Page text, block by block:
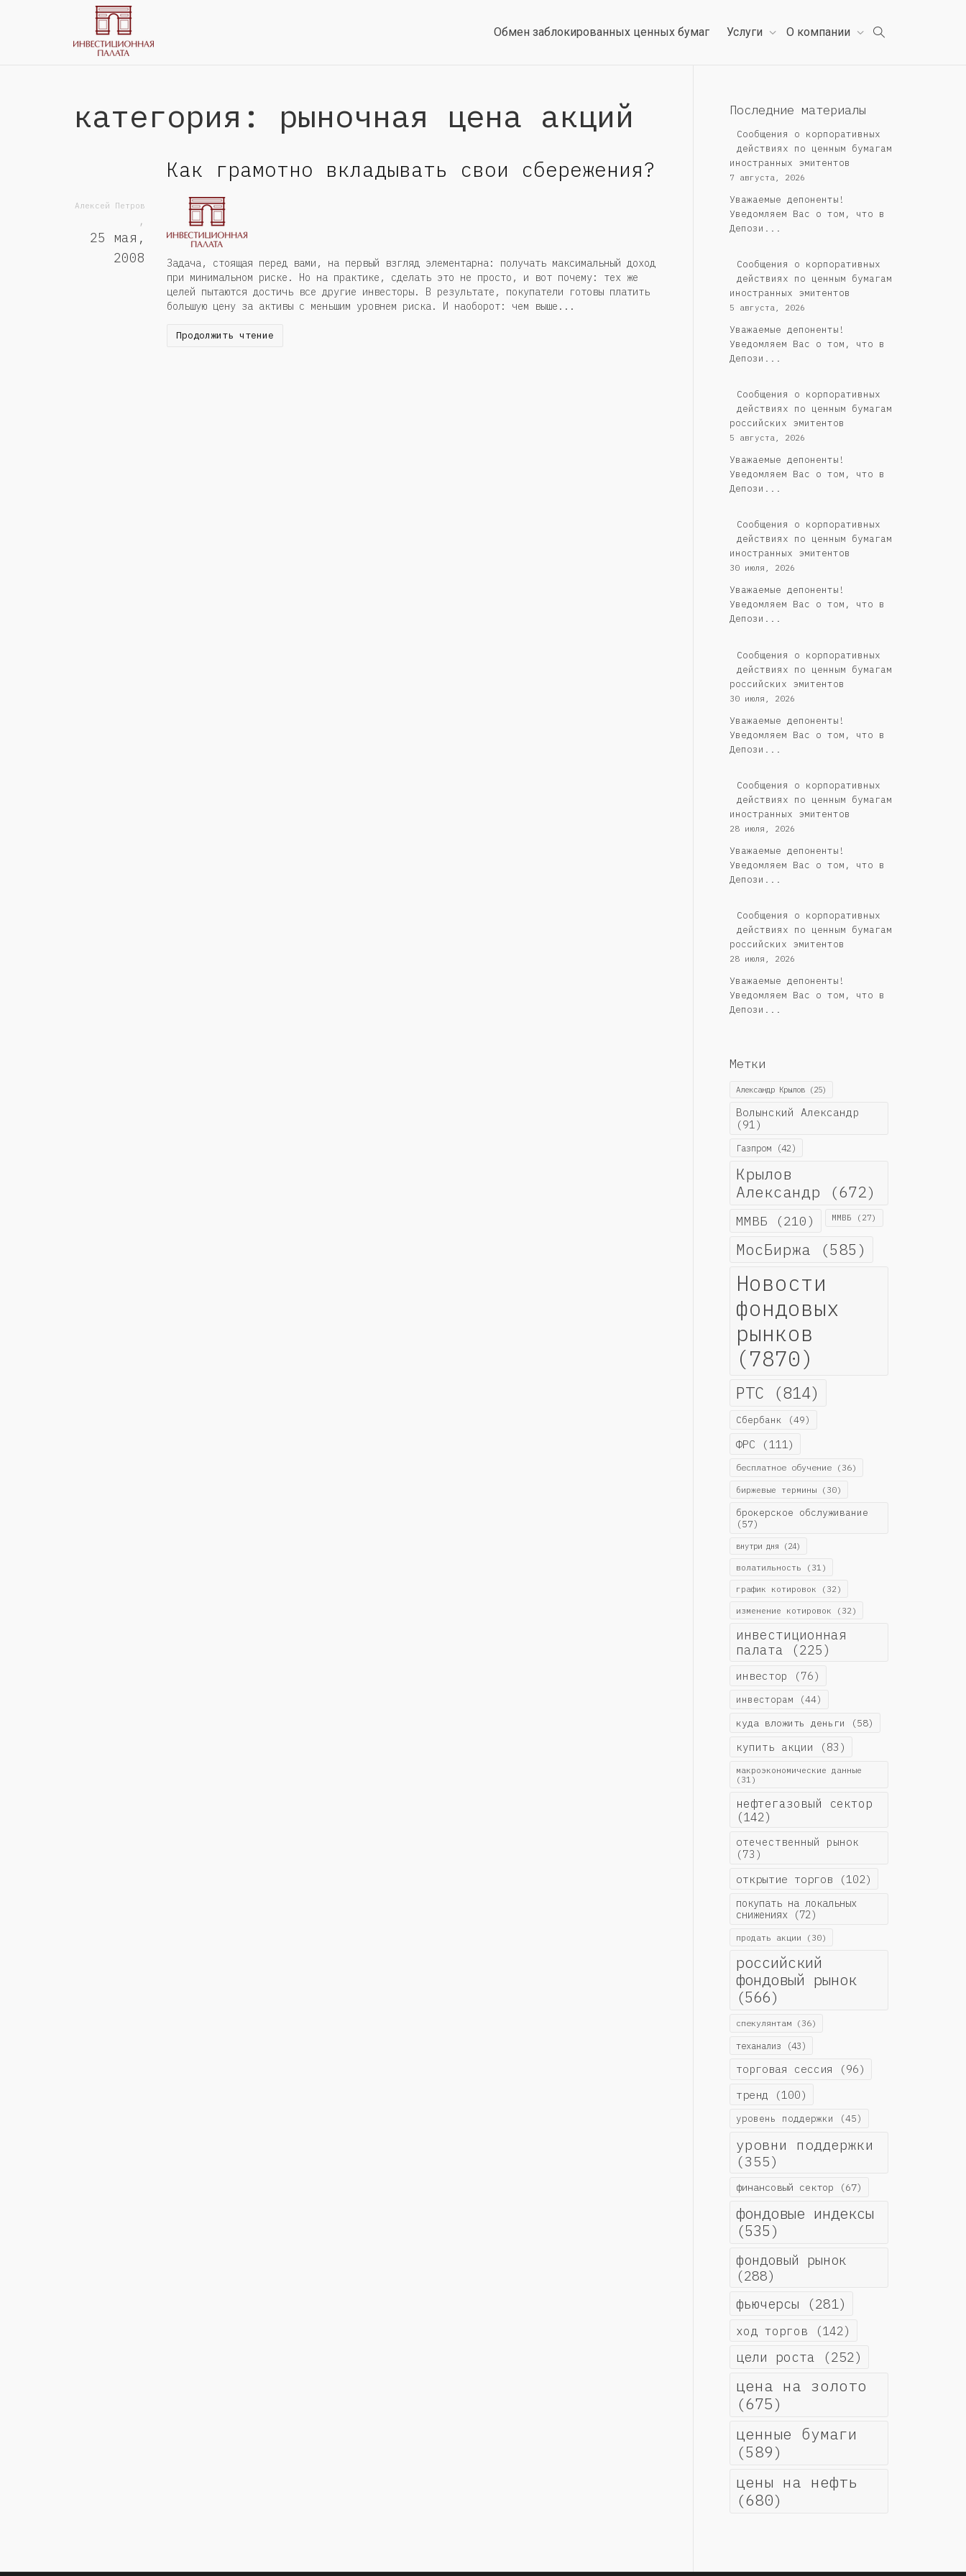
Обмен заблокированных ценных бумаг Услуги О компании
категория: рыночная цена акций
Как грамотно вкладывать свои сбережения?
Алексей Петров
,
25 мая,
2008
Задача, стоящая перед вами, на первый взгляд элементарна: получать максимальный доход
при минимальном риске. Но на практике, сделать это не просто, и вот почему: тех же
целей пытаются достичь все другие инвесторы. В результате, покупатели готовы платить
большую цену за активы с меньшим уровнем риска. И наоборот: чем выше...
Продолжить чтение
Последние материалы
Сообщения о корпоративных
действиях по ценным бумагам
иностранных эмитентов
7 августа, 2026
Уважаемые депоненты!
Уведомляем Вас о том, что в
Депози...
Сообщения о корпоративных
действиях по ценным бумагам
иностранных эмитентов
5 августа, 2026
Уважаемые депоненты!
Уведомляем Вас о том, что в
Депози...
Cообщения о корпоративных
действиях по ценным бумагам
российских эмитентов
5 августа, 2026
Уважаемые депоненты!
Уведомляем Вас о том, что в
Депози...
Сообщения о корпоративных
действиях по ценным бумагам
иностранных эмитентов
30 июля, 2026
Уважаемые депоненты!
Уведомляем Вас о том, что в
Депози...
Cообщения о корпоративных
действиях по ценным бумагам
российских эмитентов
30 июля, 2026
Уважаемые депоненты!
Уведомляем Вас о том, что в
Депози...
Сообщения о корпоративных
действиях по ценным бумагам
иностранных эмитентов
28 июля, 2026
Уважаемые депоненты!
Уведомляем Вас о том, что в
Депози...
Cообщения о корпоративных
действиях по ценным бумагам
российских эмитентов
28 июля, 2026
Уважаемые депоненты!
Уведомляем Вас о том, что в
Депози...
Метки
Александр Крылов(25)
Волынский Александр
(91)
Газпром(42)
Крылов
Александр (672)
ММВБ (210) ММВБ (27)
МосБиржа (585)
Новости
фондовых
рынков
(7870)
РТС (814)
Сбербанк (49)
ФРС (111)
бесплатное обучение(36)
биржевые термины(30)
брокерское обслуживание
(57)
внутри дня (24)
волатильность (31)
график котировок (32)
изменение котировок (32)
инвестиционная
палата (225)
инвестор (76)
инвесторам (44)
куда вложить деньги (58)
купить акции (83)
макроэкономические данные
(31)
нефтегазовый сектор
(142)
отечественный рынок
(73)
открытие торгов (102)
покупать на локальных
снижениях(72)
продать акции (30)
российский
фондовый рынок
(566)
спекулянтам(36)
теханализ (43)
торговая сессия (96)
тренд (100)
уровень поддержки (45)
уровни поддержки
(355)
финансовый сектор (67)
фондовые индексы
(535)
фондовый рынок
(288)
фьючерсы (281)
ход торгов (142)
цели роста (252)
цена на золото
(675)
ценные бумаги
(589)
цены на нефть
(680)